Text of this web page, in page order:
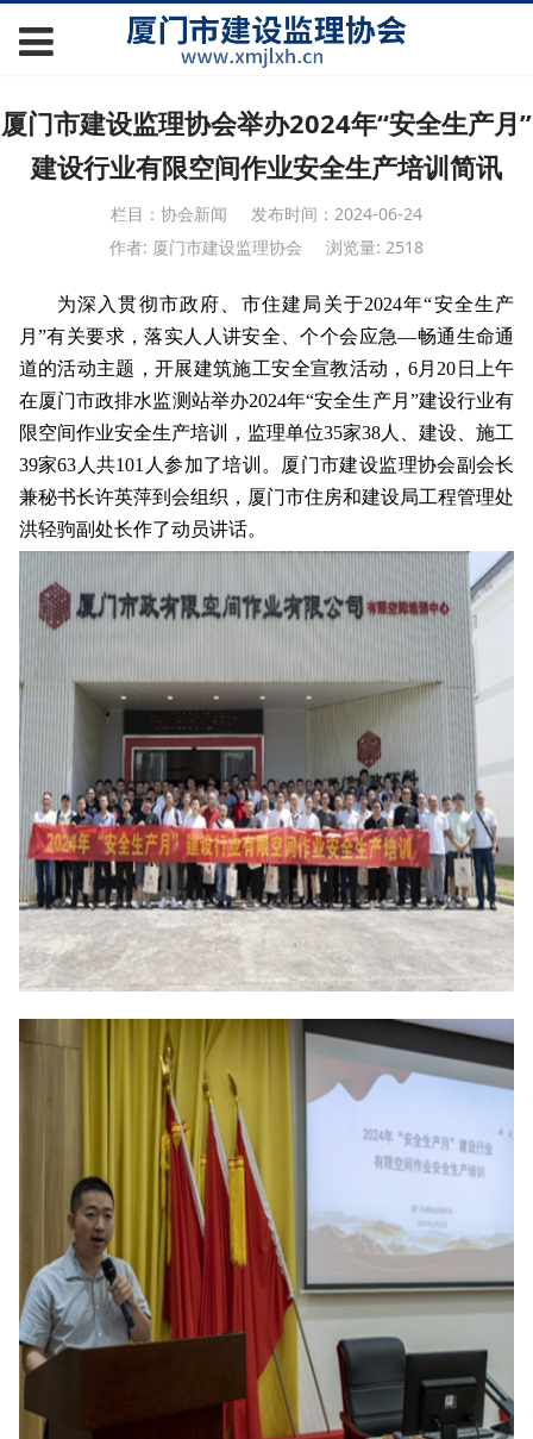
厦门市建设监理协会举办2024年“安全生产月”
建设行业有限空间作业安全生产培训简讯
栏目：协会新闻
发布时间：2024-06-24
作者: 厦门市建设监理协会
浏览量: 2518
为深入贯彻市政府、市住建局关于2024年“安全生产
月”有关要求，落实人人讲安全、个个会应急—畅通生命通
道的活动主题，开展建筑施工安全宣教活动，6月20日上午
在厦门市政排水监测站举办2024年“安全生产月”建设行业有
限空间作业安全生产培训，监理单位35家38人、建设、施工
39家63人共101人参加了培训。厦门市建设监理协会副会长
兼秘书长许英萍到会组织，厦门市住房和建设局工程管理处
洪轻驹副处长作了动员讲话。